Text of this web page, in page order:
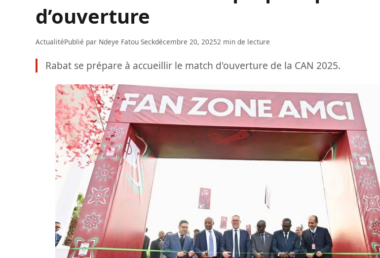
d’ouverture
ActualitéPublié par Ndeye Fatou Seckdécembre 20, 20252 min de lecture
Rabat se prépare à accueillir le match d'ouverture de la CAN 2025.